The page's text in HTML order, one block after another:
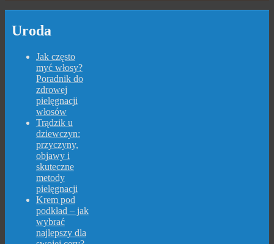
Uroda
Jak często
myć włosy?
Poradnik do
zdrowej
pielęgnacji
włosów
Trądzik u
dziewczyn:
przyczyny,
objawy i
skuteczne
metody
pielęgnacji
Krem pod
podkład – jak
wybrać
najlepszy dla